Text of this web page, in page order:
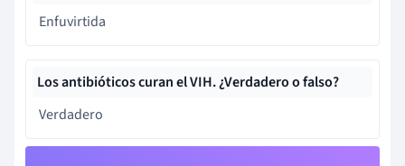
Enfuvirtida
Los antibióticos curan el VIH. ¿Verdadero o falso?
Verdadero